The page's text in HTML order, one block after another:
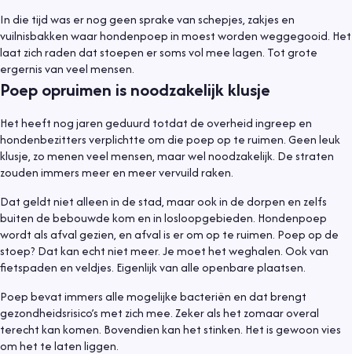
In die tijd was er nog geen sprake van schepjes, zakjes en
vuilnisbakken waar hondenpoep in moest worden weggegooid. Het
laat zich raden dat stoepen er soms vol mee lagen. Tot grote
ergernis van veel mensen.
Poep opruimen is noodzakelijk klusje
Het heeft nog jaren geduurd totdat de overheid ingreep en
hondenbezitters verplichtte om die poep op te ruimen. Geen leuk
klusje, zo menen veel mensen, maar wel noodzakelijk. De straten
zouden immers meer en meer vervuild raken.
Dat geldt niet alleen in de stad, maar ook in de dorpen en zelfs
buiten de bebouwde kom en in losloopgebieden. Hondenpoep
wordt als afval gezien, en afval is er om op te ruimen. Poep op de
stoep? Dat kan echt niet meer. Je moet het weghalen. Ook van
fietspaden en veldjes. Eigenlijk van alle openbare plaatsen.
Poep bevat immers alle mogelijke bacteriën en dat brengt
gezondheidsrisico’s met zich mee. Zeker als het zomaar overal
terecht kan komen. Bovendien kan het stinken. Het is gewoon vies
om het te laten liggen.